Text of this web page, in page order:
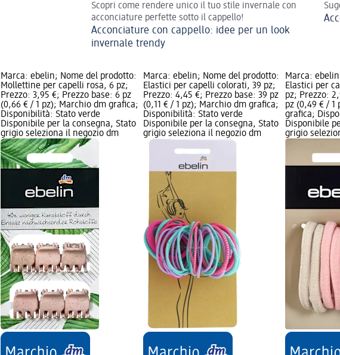
Scopri come rendere unico il tuo stile invernale con
acconciature perfette sotto il cappello!
Acconciature con cappello: idee per un look
invernale trendy
Marca: ebelin; Nome del prodotto:
Mollettine per capelli rosa, 6 pz;
Prezzo: 3,95 €; Prezzo base: 6 pz
(0,66 € / 1 pz); Marchio dm grafica;
Disponibilità: Stato verde
Disponibile per la consegna, Stato
grigio seleziona il negozio dm
Marca: ebelin; Nome del prodotto:
Elastici per capelli colorati, 39 pz;
Prezzo: 4,45 €; Prezzo base: 39 pz
(0,11 € / 1 pz); Marchio dm grafica;
Disponibilità: Stato verde
Disponibile per la consegna, Stato
grigio seleziona il negozio dm
Marca:
Elastici per
pz; Prezzo:
pz (0,49 € / 1
grafica;
Disponibile
grigio